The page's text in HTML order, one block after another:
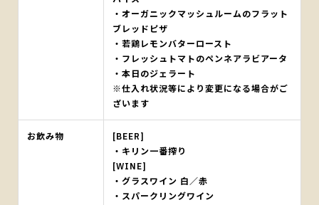
・オーガニックマッシュルームのフラット
ブレッドピザ
・若鶏レモンバターロースト
・フレッシュトマトのペンネアラビアータ
・本日のジェラート
※仕入れ状況等により変更になる場合がご
ざいます
お飲み物
[BEER]
・キリン一番搾り
[WINE]
・グラスワイン 白／赤
・スパークリングワイン